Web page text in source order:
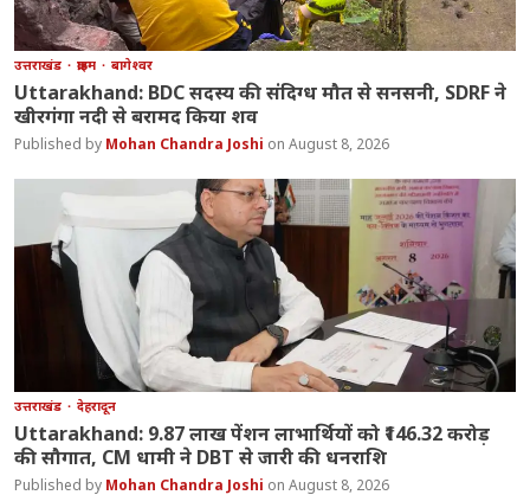
उत्तराखंड क्राइम बागेश्वर
Uttarakhand: BDC सदस्य की संदिग्ध मौत से सनसनी, SDRF ने
खीरगंगा नदी से बरामद किया शव
Mohan Chandra Joshi August 8, 2026
उत्तराखंड देहरादून
Uttarakhand: 9.87 लाख पेंशन लाभार्थियों को ₹146.32 करोड़
की सौगात, CM धामी ने DBT से जारी की धनराशि
Mohan Chandra Joshi August 8, 2026